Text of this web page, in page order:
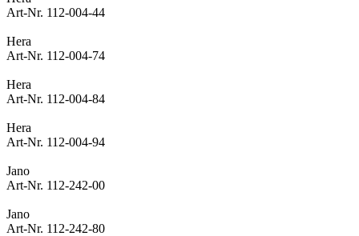
Art-Nr. 112-004-44
Hera
Art-Nr. 112-004-74
Hera
Art-Nr. 112-004-84
Hera
Art-Nr. 112-004-94
Jano
Art-Nr. 112-242-00
Jano
Art-Nr. 112-242-80